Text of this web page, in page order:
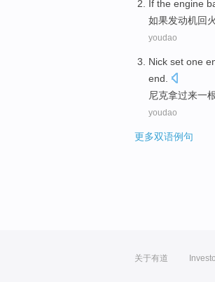
If the engine
如果发动机回火
youdao
Nick set one
end.
尼克拿过来一
youdao
更多双语例句
关于有道